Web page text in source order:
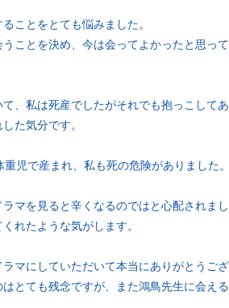
ことをとても悩みました。
ことを決め、今は会ってよかったと思っ
、私は死産でしたがそれでも抱っこして
た気分です。
児で産まれ、私も死の危険がありました
マを見ると辛くなるのではと心配されま
れたような気がします。
マにしていただいて本当にありがとうござ
とても残念ですが、また鴻鳥先生に会え